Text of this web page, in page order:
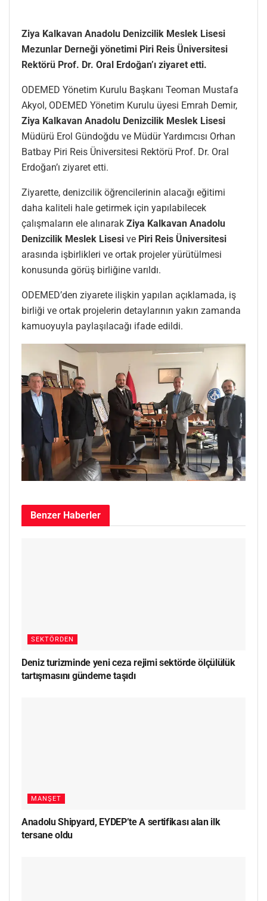
Ziya Kalkavan Anadolu Denizcilik Meslek Lisesi
Mezunlar Derneği yönetimi Piri Reis Üniversitesi
Rektörü Prof. Dr. Oral Erdoğan’ı ziyaret etti.
ODEMED Yönetim Kurulu Başkanı Teoman Mustafa
Akyol, ODEMED Yönetim Kurulu üyesi Emrah Demir,
Ziya Kalkavan Anadolu Denizcilik Meslek Lisesi
Müdürü Erol Gündoğdu ve Müdür Yardımcısı Orhan
Batbay Piri Reis Üniversitesi Rektörü Prof. Dr. Oral
Erdoğan’ı ziyaret etti.
Ziyarette, denizcilik öğrencilerinin alacağı eğitimi
daha kaliteli hale getirmek için yapılabilecek
çalışmaların ele alınarak Ziya Kalkavan Anadolu
Denizcilik Meslek Lisesi ve Piri Reis Üniversitesi
arasında işbirlikleri ve ortak projeler yürütülmesi
konusunda görüş birliğine varıldı.
ODEMED’den ziyarete ilişkin yapılan açıklamada, iş
birliği ve ortak projelerin detaylarının yakın zamanda
kamuoyuyla paylaşılacağı ifade edildi.
Benzer Haberler
SEKTÖRDEN
Deniz turizminde yeni ceza rejimi sektörde ölçülülük
tartışmasını gündeme taşıdı
MANŞET
Anadolu Shipyard, EYDEP’te A sertifikası alan ilk
tersane oldu